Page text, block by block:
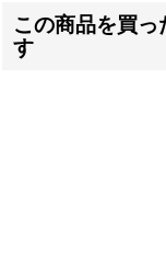
この商品を買
す